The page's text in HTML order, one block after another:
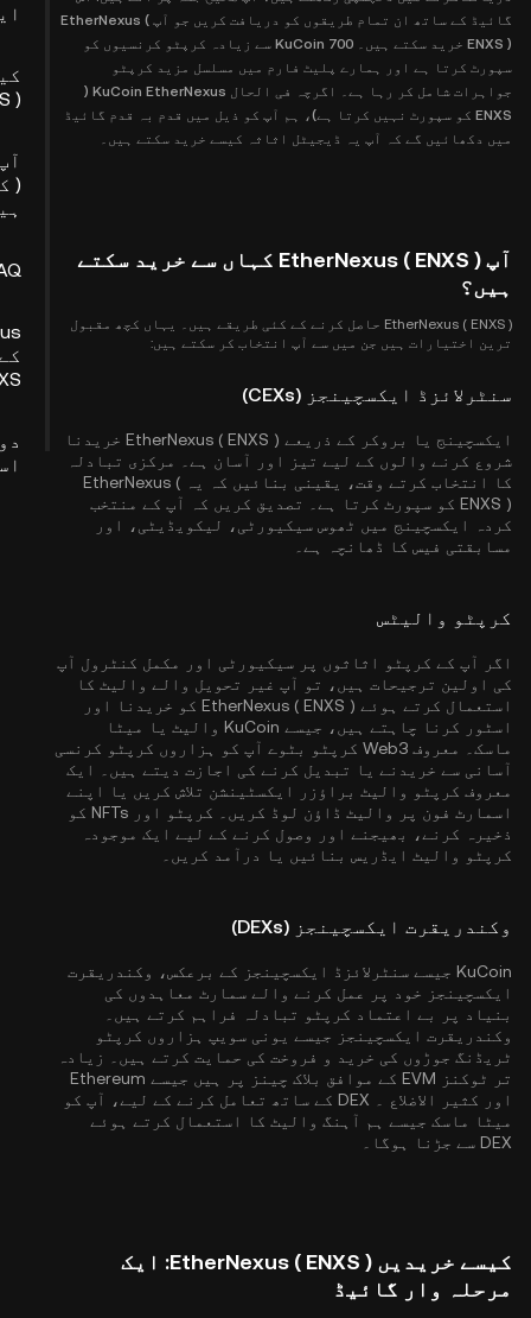
گائیڈ کے ساتھ ان تمام طریقوں کو دریافت کریں جو آپ EtherNexus (
ENXS ) خرید سکتے ہیں۔ KuCoin 700 سے زیادہ کرپٹو کرنسیوں کو
سپورٹ کرتا ہے اور ہمارے پلیٹ فارم میں مسلسل مزید کرپٹو
جواہرات شامل کر رہا ہے۔ اگرچہ فی الحال KuCoin EtherNexus (
ENXS کو سپورٹ نہیں کرتا ہے)، ہم آپ کو ذیل میں قدم بہ قدم گائیڈ
میں دکھائیں گے کہ آپ یہ ڈیجیٹل اثاثہ کیسے خرید سکتے ہیں۔
آپ EtherNexus ( ENXS ) کہاں سے خرید سکتے
ہیں؟
EtherNexus ( ENXS ) حاصل کرنے کے کئی طریقے ہیں۔ یہاں کچھ مقبول
ترین اختیارات ہیں جن میں سے آپ انتخاب کر سکتے ہیں:
سنٹرلائزڈ ایکسچینجز (CEXs)
ایکسچینج یا بروکر کے ذریعے EtherNexus ( ENXS ) خریدنا
شروع کرنے والوں کے لیے تیز اور آسان ہے۔ مرکزی تبادلہ
کا انتخاب کرتے وقت، یقینی بنائیں کہ یہ EtherNexus (
ENXS ) کو سپورٹ کرتا ہے۔ تصدیق کریں کہ آپ کے منتخب
کردہ ایکسچینج میں ٹھوس سیکیورٹی، لیکویڈیٹی، اور
مسابقتی فیس کا ڈھانچہ ہے۔
کرپٹو والیٹس
اگر آپ کے کرپٹو اثاثوں پر سیکیورٹی اور مکمل کنٹرول آپ
کی اولین ترجیحات ہیں، تو آپ غیر تحویل والے والیٹ کا
استعمال کرتے ہوئے EtherNexus ( ENXS ) کو خریدنا اور
اسٹور کرنا چاہتے ہیں، جیسے KuCoin والیٹ
یا میٹا
ماسک۔ معروف Web3 کرپٹو بٹوے آپ کو ہزاروں کرپٹو کرنسی
آسانی سے خریدنے یا تبدیل کرنے کی اجازت دیتے ہیں۔ ایک
معروف کرپٹو والیٹ براؤزر ایکسٹینشن تلاش کریں یا اپنے
اسمارٹ فون پر والیٹ ڈاؤن لوڈ کریں۔ کرپٹو اور NFTs کو
ذخیرہ کرنے، بھیجنے اور وصول کرنے کے لیے ایک موجودہ
کرپٹو والیٹ ایڈریس بنائیں یا درآمد کریں۔
وکندریقرت ایکسچینجز (DEXs)
KuCoin جیسے سنٹرلائزڈ ایکسچینجز کے برعکس، وکندریقرت
ایکسچینجز خود پر عمل کرنے والے سمارٹ معاہدوں کی
بنیاد پر بے اعتماد کرپٹو تبادلہ فراہم کرتے ہیں۔
وکندریقرت ایکسچینجز جیسے یونی سویپ ہزاروں کرپٹو
ٹریڈنگ جوڑوں کی خرید و فروخت کی حمایت کرتے ہیں۔ زیادہ
تر ٹوکنز EVM کے موافق بلاک چینز پر ہیں جیسے
Ethereum
اور کثیر الاضلاع
۔ DEX کے ساتھ تعامل کرنے کے لیے، آپ کو
میٹا ماسک جیسے ہم آہنگ والیٹ کا استعمال کرتے ہوئے
DEX سے جڑنا ہوگا۔
کیسے خریدیں EtherNexus ( ENXS ): ایک
مرحلہ وار گائیڈ
)
)